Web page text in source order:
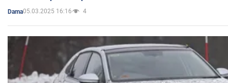
Dama05.03.2025 16:16 4